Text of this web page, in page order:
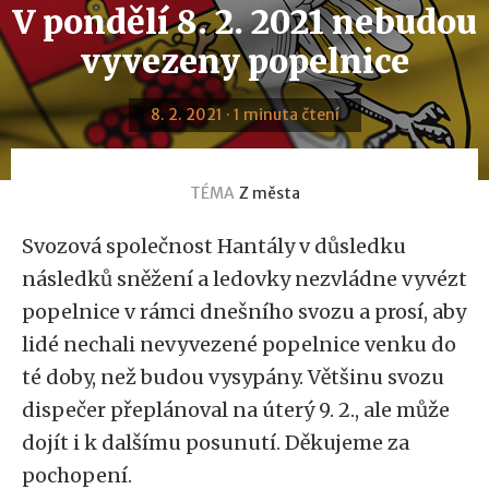
V pondělí 8. 2. 2021 nebudou
vyvezeny popelnice
8. 2. 2021 · 1 minuta čtení
TÉMA Z města
Svozová společnost Hantály v důsledku
následků sněžení a ledovky nezvládne vyvézt
popelnice v rámci dnešního svozu a prosí, aby
lidé nechali nevyvezené popelnice venku do
té doby, než budou vysypány. Většinu svozu
dispečer přeplánoval na úterý 9. 2., ale může
dojít i k dalšímu posunutí. Děkujeme za
pochopení.